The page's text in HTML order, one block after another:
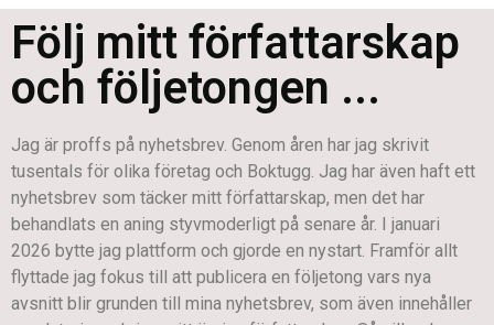
Följ mitt författarskap
och följetongen ...
Jag är proffs på nyhetsbrev. Genom åren har jag skrivit
tusentals för olika företag och Boktugg. Jag har även haft ett
nyhetsbrev som täcker mitt författarskap, men det har
behandlats en aning styvmoderligt på senare år. I januari
2026 bytte jag plattform och gjorde en nystart. Framför allt
flyttade jag fokus till att publicera en följetong vars nya
avsnitt blir grunden till mina nyhetsbrev, som även innehåller